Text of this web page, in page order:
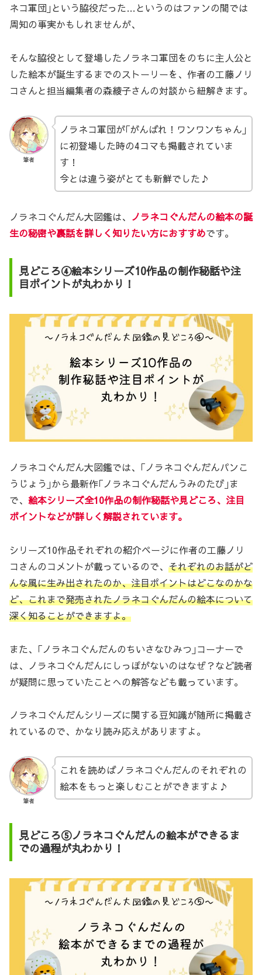
ネコ軍団｣という脇役だった…というのはファンの間では
周知の事実かもしれませんが、
そんな脇役として登場したノラネコ軍団をのちに主人公と
した絵本が誕生するまでのストーリーを、作者の工藤ノリ
コさんと担当編集者の森綾子さんの対談から紐解きます。
筆者
ノラネコ軍団が｢がんばれ！ワンワンちゃん｣
に初登場した時の4コマも掲載されていま
す！
今とは違う姿がとても新鮮でした♪
ノラネコぐんだん大図鑑は、 ノラネコぐんだんの絵本の誕
生の秘密や裏話を詳しく知りたい方におすすめです。
見どころ④絵本シリーズ10作品の制作秘話や注
目ポイントが丸わかり！
ノラネコぐんだん大図鑑では、｢ノラネコぐんだんパンこ
うじょう｣から最新作｢ノラネコぐんだんうみのたび｣ま
で、 絵本シリーズ全10作品の制作秘話や見どころ、注目
ポイントなどが詳しく解説されています。
シリーズ10作品それぞれの紹介ページに作者の工藤ノリ
コさんのコメントが載っているので、 それぞれのお話がど
んな風に生み出されたのか、注目ポイントはどこなのかな
ど、これまで発売されたノラネコぐんだんの絵本について
深く知ることができますよ。
また、｢ノラネコぐんだんのちいさなひみつ｣コーナーで
は、ノラネコぐんだんにしっぽがないのはなぜ？など読者
が疑問に思っていたことへの解答なども載っています。
ノラネコぐんだんシリーズに関する豆知識が随所に掲載さ
れているので、かなり読み応えがありますよ。
筆者
これを読めばノラネコぐんだんのそれぞれの
絵本をもっと楽しむことができますよ♪
見どころ⑤ノラネコぐんだんの絵本ができるま
での過程が丸わかり！